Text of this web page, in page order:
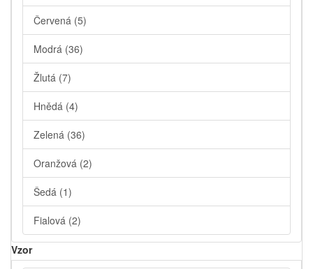
Červená (5)
Modrá (36)
Žlutá (7)
Hnědá (4)
Zelená (36)
Oranžová (2)
Šedá (1)
Fialová (2)
Vzor